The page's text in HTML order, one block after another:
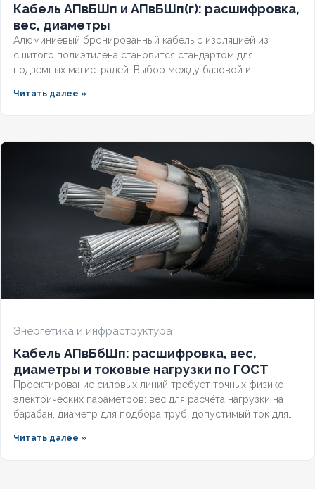
Кабель АПвБШп и АПвБШп(г): расшифровка,
вес, диаметры
Алюминиевый бронированный кабель с изоляцией из
сшитого полиэтилена становится стандартом для
подземных магистралей. Выбор между базовой и
вод и требований к надёжности. Разберём конструктивные
Читать далее »
Энергетика и инфраструктура
Кабель АПвБбШп: расшифровка, вес,
диаметры и токовые нагрузки по ГОСТ
Проектирование силовых линий требует точных физико-
электрических параметров: вес для расчёта нагрузки на
барабан, диаметр для подбора труб, допустимый ток для
алюминиевых бронированных кабелей с изоляцией из
Читать далее »